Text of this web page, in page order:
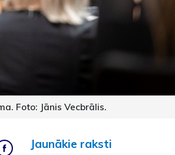
Foto: Jānis Vecbrālis.
Jaunākie raksti